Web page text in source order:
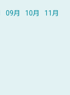
09月 10月
11月